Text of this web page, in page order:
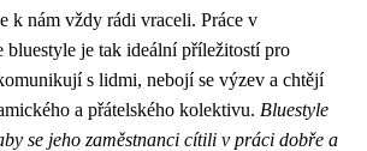
k nám vždy rádi vraceli. Práce v
bluestyle je tak ideální příležitostí pro
s lidmi, nebojí se výzev a chtějí
a přátelského kolektivu. Bluestyle
se jeho zaměstnanci cítili v práci dobře a